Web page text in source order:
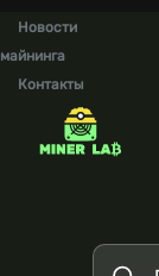
Новости
майнинга
Контакты